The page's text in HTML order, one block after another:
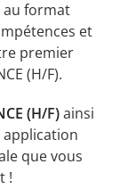
au format
et
premier
(H/F).
(H/F)ainsi
que vous
!